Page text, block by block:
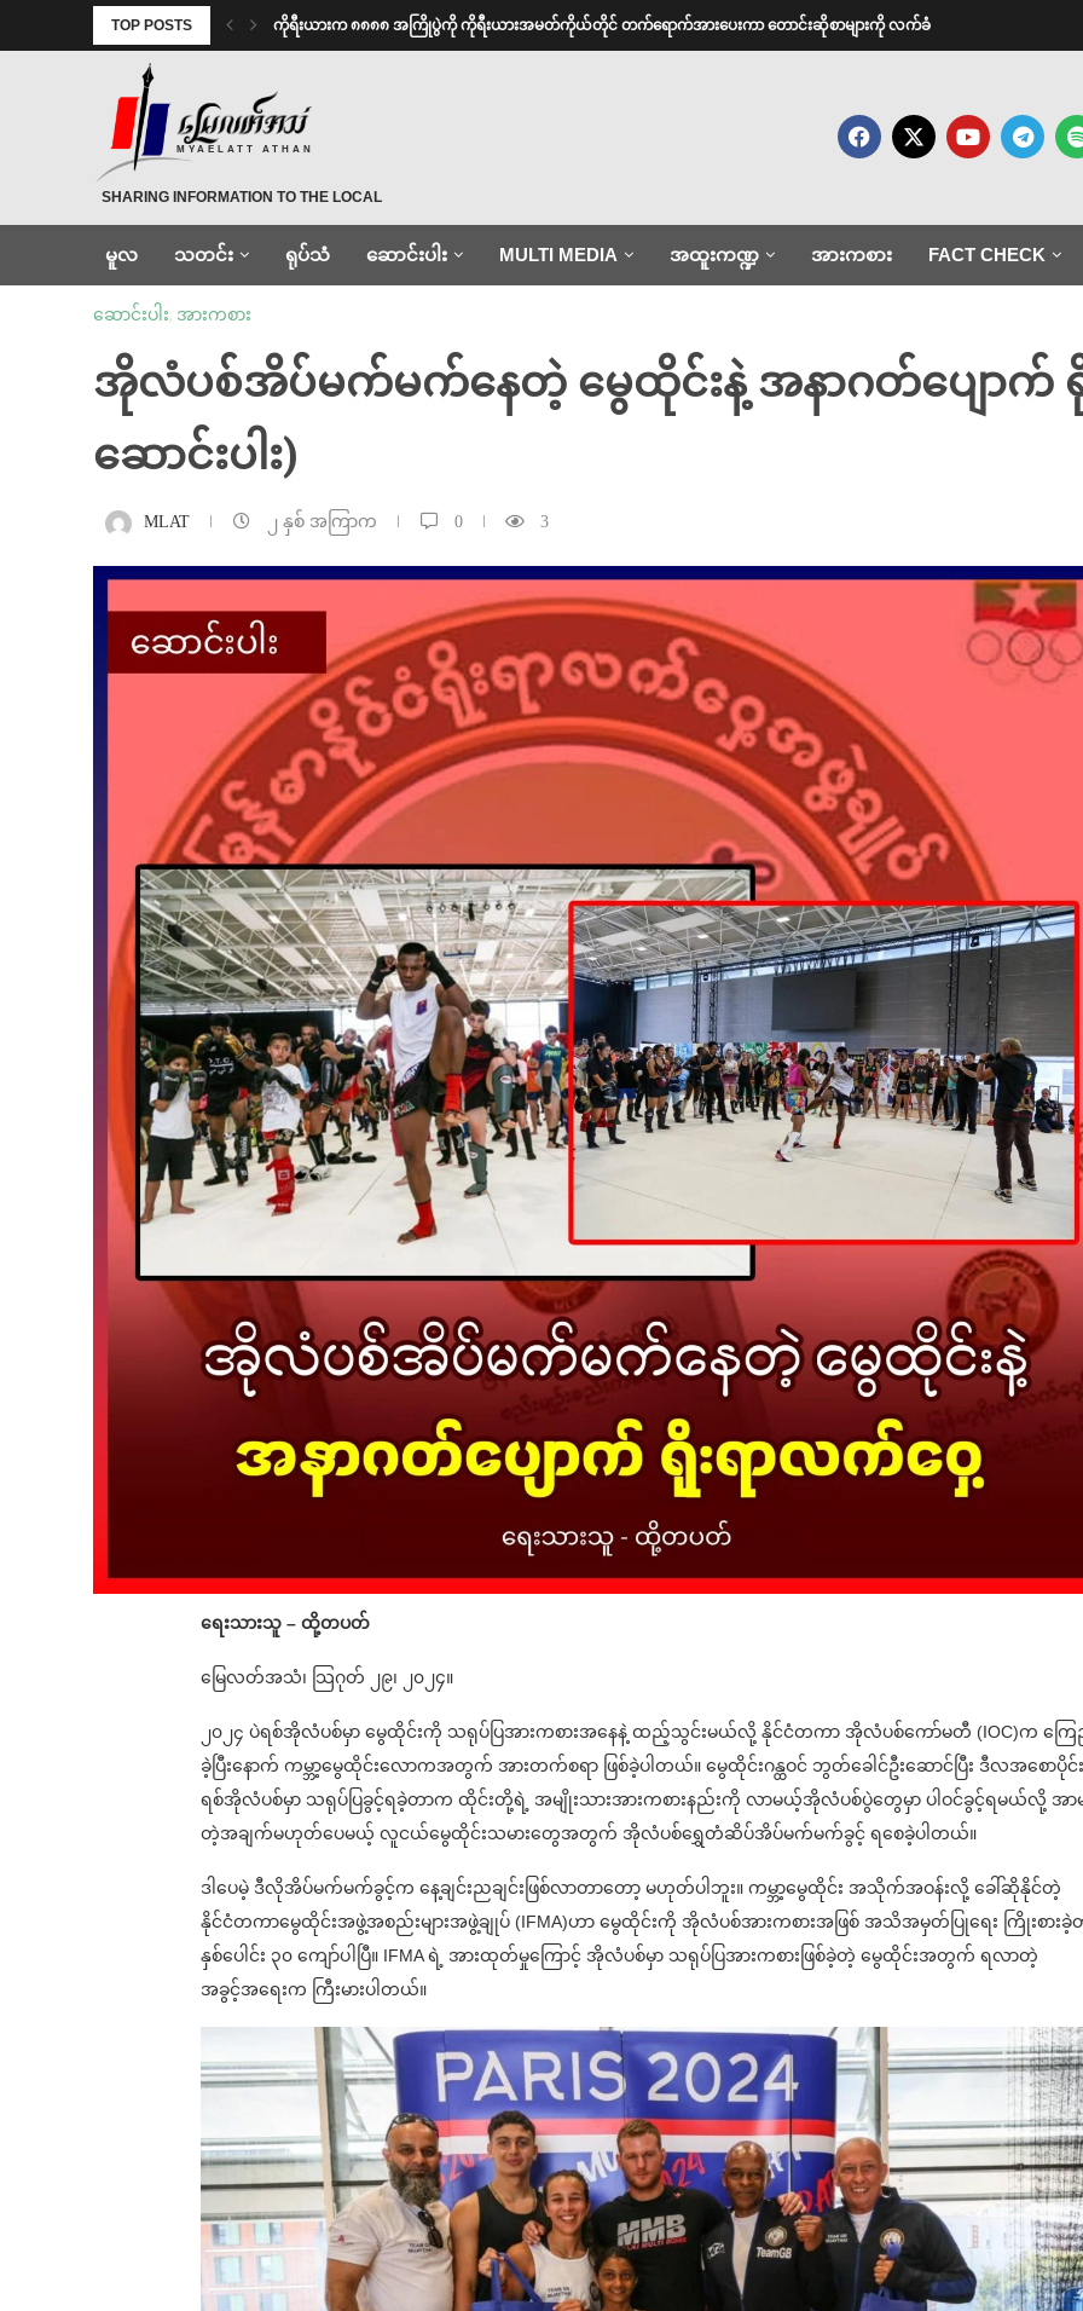
TOP POSTS ကိုရီးယားက ၈၈၈၈ အကြိုပွဲကို ကိုရီးယားအမတ်ကိုယ်တိုင် တက်ရောက်အားပေးကာ တောင်းဆိုစာများကို လက်ခံ
MYAELATT ATHAN
SHARING INFORMATION TO THE LOCAL
မူလ သတင်း ရုပ်သံ ဆောင်းပါး MULTI MEDIA အထူးကဏ္ဍ အားကစား FACT CHECK
ဆောင်းပါး, အားကစား
အိုလံပစ်အိပ်မက်မက်နေတဲ့ မွေထိုင်းနဲ့ အနာဂတ်ပျောက် ရို
ဆောင်းပါး)
MLAT ၂ နှစ် အကြာက 0 3
ရေးသားသူ – ထို့တပတ်
မြေလတ်အသံ၊ သြဂုတ် ၂၉၊ ၂၀၂၄။
၂၀၂၄ ပဲရစ်အိုလံပစ်မှာ မွေထိုင်းကို သရုပ်ပြအားကစားအနေနဲ့ ထည့်သွင်းမယ်လို့ နိုင်ငံတကာ အိုလံပစ်ကော်မတီ (IOC)က ကြေ
ခဲ့ပြီးနောက် ကမ္ဘာ့မွေထိုင်းလောကအတွက် အားတက်စရာ ဖြစ်ခဲ့ပါတယ်။ မွေထိုင်းဂန္ထဝင် ဘွတ်ခေါင်ဦးဆောင်ပြီး ဒီလအစောပိုင်
ရစ်အိုလံပစ်မှာ သရုပ်ပြခွင့်ရခဲ့တာက ထိုင်းတို့ရဲ့ အမျိုးသားအားကစားနည်းကို လာမယ့်အိုလံပစ်ပွဲတွေမှာ ပါဝင်ခွင့်ရမယ်လို့ အာ
တဲ့အချက်မဟုတ်ပေမယ့် လူငယ်မွေထိုင်းသမားတွေအတွက် အိုလံပစ်ရွှေတံဆိပ်အိပ်မက်မက်ခွင့် ရစေခဲ့ပါတယ်။
ဒါပေမဲ့ ဒီလိုအိပ်မက်မက်ခွင့်က နေ့ချင်းညချင်းဖြစ်လာတာတော့ မဟုတ်ပါဘူး။ ကမ္ဘာ့မွေထိုင်း အသိုက်အဝန်းလို့ ခေါ်ဆိုနိုင်တဲ့
နိုင်ငံတကာမွေထိုင်းအဖွဲ့အစည်းများအဖွဲ့ချုပ် (IFMA)ဟာ မွေထိုင်းကို အိုလံပစ်အားကစားအဖြစ် အသိအမှတ်ပြုရေး ကြိုးစားခဲ့
နှစ်ပေါင်း ၃၀ ကျော်ပါပြီ။ IFMA ရဲ့ အားထုတ်မှုကြောင့် အိုလံပစ်မှာ သရုပ်ပြအားကစားဖြစ်ခဲ့တဲ့ မွေထိုင်းအတွက် ရလာတဲ့
အခွင့်အရေးက ကြီးမားပါတယ်။